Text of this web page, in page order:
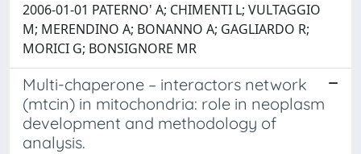
2006-01-01 PATERNO' A; CHIMENTI L; VULTAGGIO
M; MERENDINO A; BONANNO A; GAGLIARDO R;
MORICI G; BONSIGNORE MR
Multi-chaperone – interactors network
(mtcin) in mitochondria: role in neoplasm
development and methodology of
analysis.